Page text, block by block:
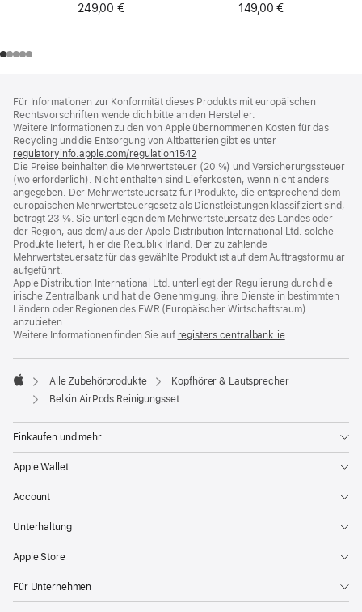
249,00 €
149,00 €
Für Informationen zur Konformität dieses Produkts mit europäischen
Rechtsvorschriften wende dich bitte an den Hersteller.
Weitere Informationen zu den von Apple übernommenen Kosten für das
Recycling und die Entsorgung von Altbatterien gibt es unter
regulatoryinfo.apple.com/regulation1542
ein
neues
Fenster)
Die Preise beinhalten die Mehrwertsteuer (20 %) und Versicherungssteuer
(wo erforderlich). Nicht enthalten sind Lieferkosten, wenn nicht anders
angegeben. Der Mehrwertsteuersatz für Produkte, die entsprechend dem
europäischen Mehrwertsteuergesetz als Dienstleistungen klassifiziert sind,
beträgt 23 %. Sie unterliegen dem Mehrwertsteuersatz des Landes oder
der Region, aus dem/ aus der Apple Distribution International Ltd. solche
Produkte liefert, hier die Republik Irland. Der zu zahlende
Mehrwertsteuersatz für das gewählte Produkt ist auf dem Auftragsformular
aufgeführt.
Apple Distribution International Ltd. unterliegt der Regulierung durch die
irische Zentralbank und hat die Genehmigung, ihre Dienste in bestimmten
Ländern oder Regionen des EWR (Europäischer Wirtschaftsraum)
anzubieten.
Weitere Informationen finden Sie auf registers.centralbank.ie(Öffnet
neues
.
Apple
Alle Zubehörprodukte
Kopfhörer & Lautsprecher
Belkin AirPods Reinigungsset
Einkaufen und mehr
Apple Wallet
Account
Unterhaltung
Apple Store
Für Unternehmen